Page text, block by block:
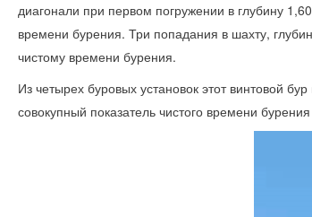
диагонали при первом погружении в глубину
времени бурения. Три попадания в шахту,
чистому времени бурения.
Из четырех буровых установок этот винтовой
совокупный показатель чистого времени